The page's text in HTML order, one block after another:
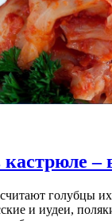
–
голубцы
и иудеи,